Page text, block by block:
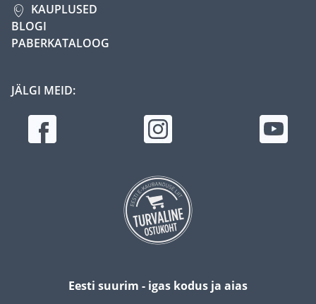
KAUPLUSED
BLOGI
PABERKATALOOG
JÄLGI MEID:
Eesti suurim - igas kodus ja aias